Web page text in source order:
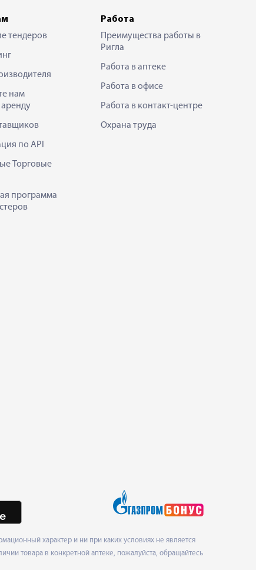
тендеров
нам
по API
Торговые
программа
Работа
Преимущества работы в
Ригла
Работа в аптеке
Работа в офисе
Работа в контакт-центре
Охрана труда
характер и ни при каких условиях не является
товара в конкретной аптеке, пожалуйста, обращайтесь